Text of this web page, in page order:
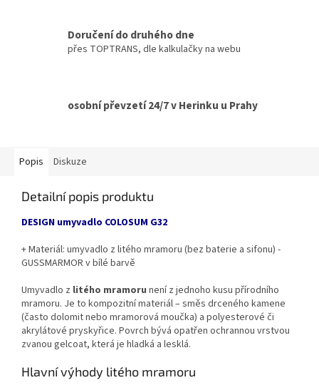
Doručení do druhého dne
přes TOPTRANS, dle kalkulačky na webu
osobní převzetí 24/7 v Herinku u Prahy
Popis Diskuze
Detailní popis produktu
DESIGN umyvadlo COLOSUM G32
+ Materiál: umyvadlo z litého mramoru (bez baterie a sifonu) -
GUSSMARMOR v bílé barvě
Umyvadlo z litého mramoru není z jednoho kusu přírodního
mramoru. Je to kompozitní materiál – směs drceného kamene
(často dolomit nebo mramorová moučka) a polyesterové či
akrylátové pryskyřice. Povrch bývá opatřen ochrannou vrstvou
zvanou gelcoat, která je hladká a lesklá.
Hlavní výhody litého mramoru